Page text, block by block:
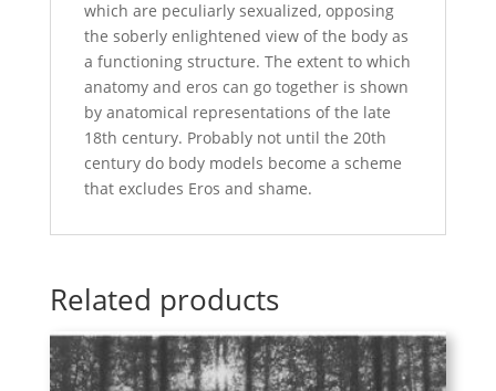
which are peculiarly sexualized, opposing
the soberly enlightened view of the body as
a functioning structure. The extent to which
anatomy and eros can go together is shown
by anatomical representations of the late
18th century. Probably not until the 20th
century do body models become a scheme
that excludes Eros and shame.
Related products